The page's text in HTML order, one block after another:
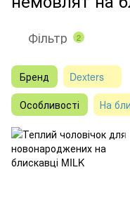
Фільтр 2
Бренд
Dexters
Особливості
На